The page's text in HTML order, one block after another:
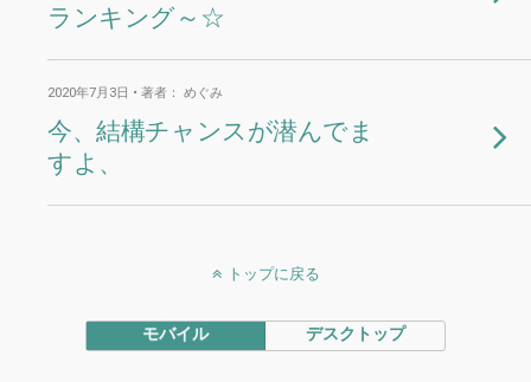
ランキング～☆
2020年7月3日 • 著者： めぐみ
今、結構チャンスが潜んでま
すよ、
トップに戻る
モバイル デスクトップ